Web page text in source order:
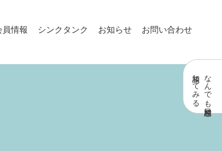
員情報 シンクタンク お知らせ お問い合わせ
なんでも相談窓口
相談してみる